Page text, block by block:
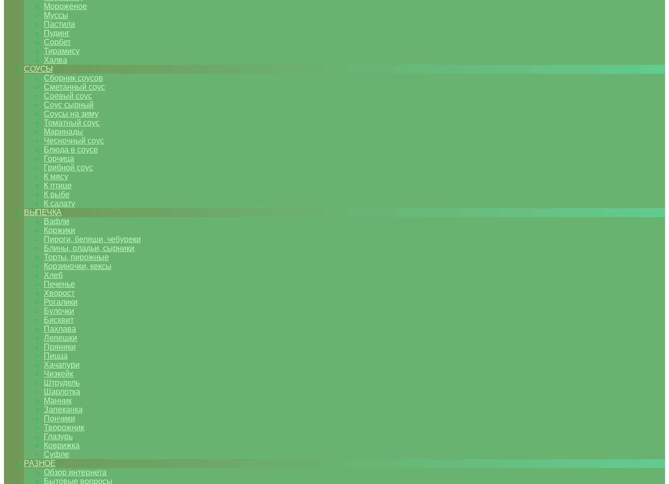
Мороженое
Муссы
Пастила
Пудинг
Сорбет
Тирамису
Халва
СОУСЫ
Сборник соусов
Сметанный соус
Соевый соус
Соус сырный
Соусы на зиму
Томатный соус
Маринады
Чесночный соус
Блюда в соусе
Горчица
Грибной соус
К мясу
К птице
К рыбе
К салату
ВЫПЕЧКА
Вафли
Коржики
Пироги, беляши, чебуреки
Блины, оладьи, сырники
Торты, пирожные
Корзиночки, кексы
Хлеб
Печенье
Хворост
Рогалики
Булочки
Бисквит
Пахлава
Лепешки
Пряники
Пицца
Хачапури
Чизкейк
Штрудель
Шарлотка
Манник
Запеканка
Пончики
Творожник
Глазурь
Коврижка
Суфле
РАЗНОЕ
Обзор интернета
Бытовые вопросы